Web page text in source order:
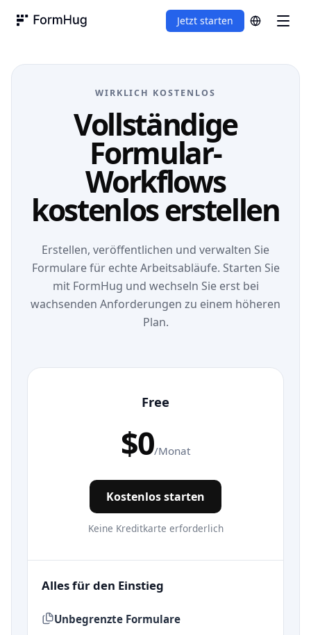
Jetzt starten
WIRKLICH KOSTENLOS
Vollständige
Formular-
Workflows
kostenlos erstellen
Erstellen, veröffentlichen und verwalten Sie
Formulare für echte Arbeitsabläufe. Starten Sie
mit FormHug und wechseln Sie erst bei
wachsenden Anforderungen zu einem höheren
Plan.
Free
$0/Monat
Kostenlos starten
Keine Kreditkarte erforderlich
Alles für den Einstieg
Unbegrenzte Formulare